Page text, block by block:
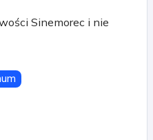
Sinemorec i nie